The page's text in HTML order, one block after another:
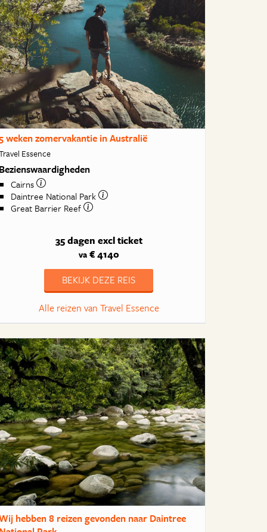
weken zomervakantie in Australië
Essence
Bezienswaardigheden
Cairns
Daintree National Park
Great Barrier Reef
35 dagen excl ticket
va€ 4140
BEKIJK DEZE REIS
Alle reizen van Travel Essence
hebben8 reizengevonden naar Daintree